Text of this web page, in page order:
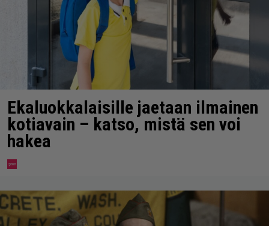
Ekaluokkalaisille jaetaan ilmainen
kotiavain – katso, mistä sen voi
hakea